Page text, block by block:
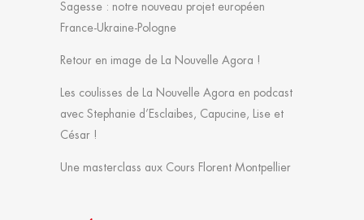
Sagesse : notre nouveau projet européen
France-Ukraine-Pologne
Retour en image de La Nouvelle Agora !
Les coulisses de La Nouvelle Agora en podcast
avec Stephanie d’Esclaibes, Capucine, Lise et
César !
Une masterclass aux Cours Florent Montpellier